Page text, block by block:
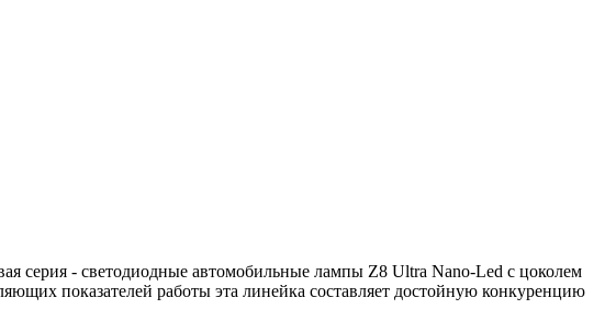
серия - светодиодные автомобильные лампы Z8 Ultra Nano-Led с цоколем
показателей работы эта линейка составляет достойную конкуренцию